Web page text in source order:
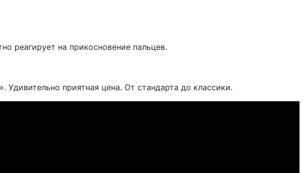
реагирует на прикосновение пальцев.
приятная цена. От стандарта до классики.